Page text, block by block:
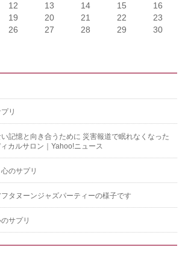
12 13 14 15
16
19 20 21 22
23
26 27 28 29
30
リ
記憶と向き合うために 災害報道で眠れなくなった
カルサロン｜Yahoo!ニュース
のサプリ
タヌーンジャズパーティーの様子です
サプリ